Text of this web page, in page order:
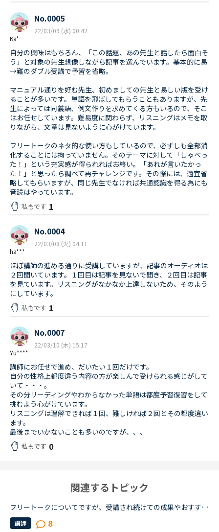
Ka*
No.0005
22/03/09 (水) 00:42
自分の興味はもちろん、「この話題、あの先生と話したら面白そ
う」と対象の先生想像しながら記事を選んでいます。基本的に易
→難のダブル受講で予習を省略。
マニュアル通りを好む先生、初めましての先生と易しい版を受け
ることが多いです。単語を飛ばしてもらうこともありますが、先
生によっては同義語、例文作りを求めてくる方もいるので、そこ
はお任せしています。難易度に関わらず、リスニングはメモを取
りながら、文章は見ないように心がけています。
フリートークのネタ的な使い方もしているので、必ずしも全部消
化することには拘っていません。そのテーマに対して「しゃべっ
た！」という充実感が得られればお終い。「あれが言いたかっ
た！」と思ったら調べて再チャレンジです。その際には、適宜省
略してもらいますが、同じ先生でなければ共通認識を得る為にも
音読はやっています。
私もです 1
ha***
No.0004
22/03/08 (火) 04:11
ほぼ講師の進める通りに受講していますが、記事のオーディオは
２回聞いています。１回目は記事を見ないで聞き、２回目は記事
を見ています。リスニングがなかなか上達しないため、そのよう
にしています。
私もです 1
Yu****
No.0007
22/03/10 (木) 15:17
講師にお任せで進め、だいたい１回だけです。
自分の性格上都度違う内容の方が楽しんで受けられる感じがして
いて・・・。
その分リーディングやわからなかった単語は都度予習復習をして
挑むよう心がけています。
リスニングは理解できれば１回、難しければ２回とその都度違い
ます。
最後までいかないことも多いのですが、、、
私もです 0
関連するトピック
フリートークについてですが、受講され続けての成果やおすすめの受講方法、気をつけていることあれば教えていただけないでしょうか。これからはアウトプットも鍛えたいので、フリートークを受講する機会を増やし...
講師 8